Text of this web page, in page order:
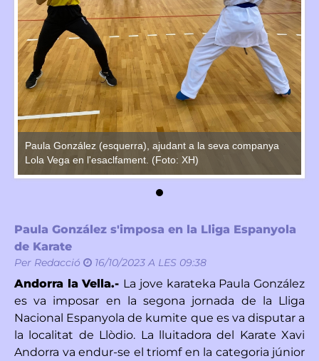
Paula González (esquerra), ajudant a la seva companya
Lola Vega en l'esaclfament. (Foto: XH)
Paula González s'imposa en la Lliga Espanyola
de Karate
Per Redacció 16/10/2023 A LES 09:38
Andorra la Vella.- La jove karateka Paula González
es va imposar en la segona jornada de la Lliga
Nacional Espanyola de kumite que es va disputar a
la localitat de Llòdio. La lluitadora del Karate Xavi
Andorra va endur-se el triomf en la categoria júnior